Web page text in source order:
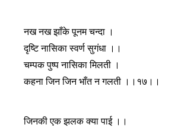
नख नख झाँके पूनम चन्दा ।
दृष्टि नासिका स्वर्ण सुगंधा ।।
चम्पक पुष्प नासिका मिलती ।
कहना जिन जिन भाँत न गलती ।।१७।।
जिनकी एक झलक क्या पाई ।।